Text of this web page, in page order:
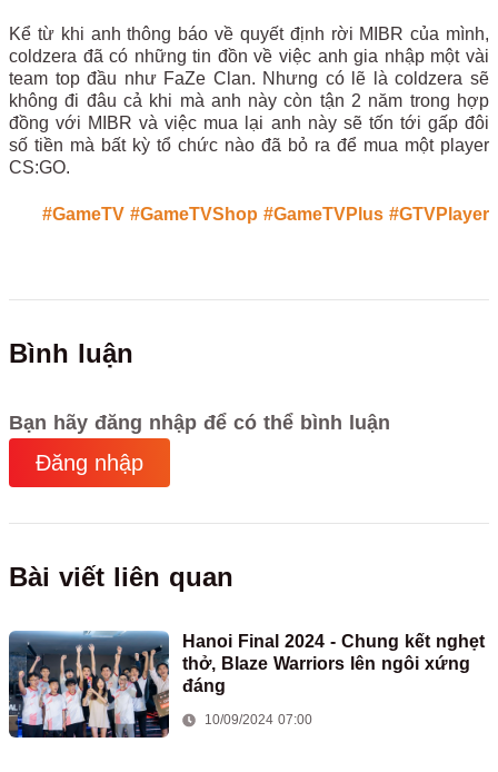
Kể từ khi anh thông báo về quyết định rời MIBR của mình,
coldzera đã có những tin đồn về việc anh gia nhập một vài
team top đầu như FaZe Clan. Nhưng có lẽ là coldzera sẽ
không đi đâu cả khi mà anh này còn tận 2 năm trong hợp
đồng với MIBR và việc mua lại anh này sẽ tốn tới gấp đôi
số tiền mà bất kỳ tổ chức nào đã bỏ ra để mua một player
CS:GO.
#GameTV #GameTVShop #GameTVPlus #GTVPlayer
Bình luận
Bạn hãy đăng nhập để có thể bình luận
Đăng nhập
Bài viết liên quan
Hanoi Final 2024 - Chung kết nghẹt
thở, Blaze Warriors lên ngôi xứng
đáng
10/09/2024 07:00